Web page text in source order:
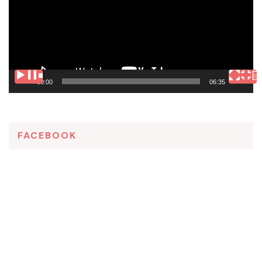
00:00 06:35
FACEBOOK